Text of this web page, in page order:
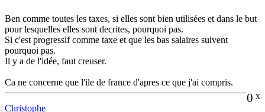
Ben comme toutes les taxes, si elles sont bien utilisées et dans le but
pour lesquelles elles sont decrites, pourquoi pas.
Si c'est progressif comme taxe et que les bas salaires suivent
pourquoi pas.
Il y a de l'idée, faut creuser.
Ca ne concerne que l'ile de france d'apres ce que j'ai compris.
0 x
Christophe